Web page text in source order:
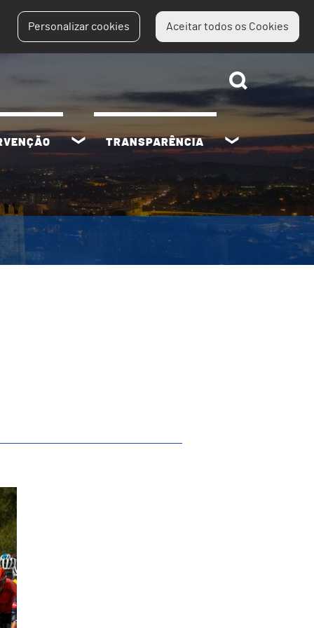
Personalizar cookies Aceitar todos os Cookies
TRANSPARÊNCIA
de Gestores do Património Mundial em
etapa do 33.º Grande Prémio de